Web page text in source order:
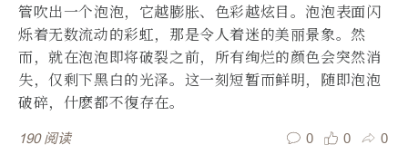
管吹出一个泡泡，它越膨胀、色彩越炫目。泡泡表面闪
烁着无数流动的彩虹，那是令人着迷的美丽景象。然
而，就在泡泡即将破裂之前，所有绚烂的颜色会突然消
失，仅剩下黑白的光泽。这一刻短暂而鲜明，随即泡泡
破碎，什麽都不復存在。
190 阅读 0 0 0